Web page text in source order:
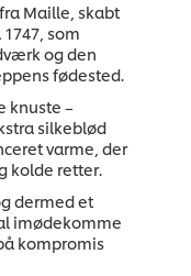
Maille, skabt
som
og den
fødested.
knuste –
silkeblød
varme, der
kolde retter.
dermed et
imødekomme
kompromis